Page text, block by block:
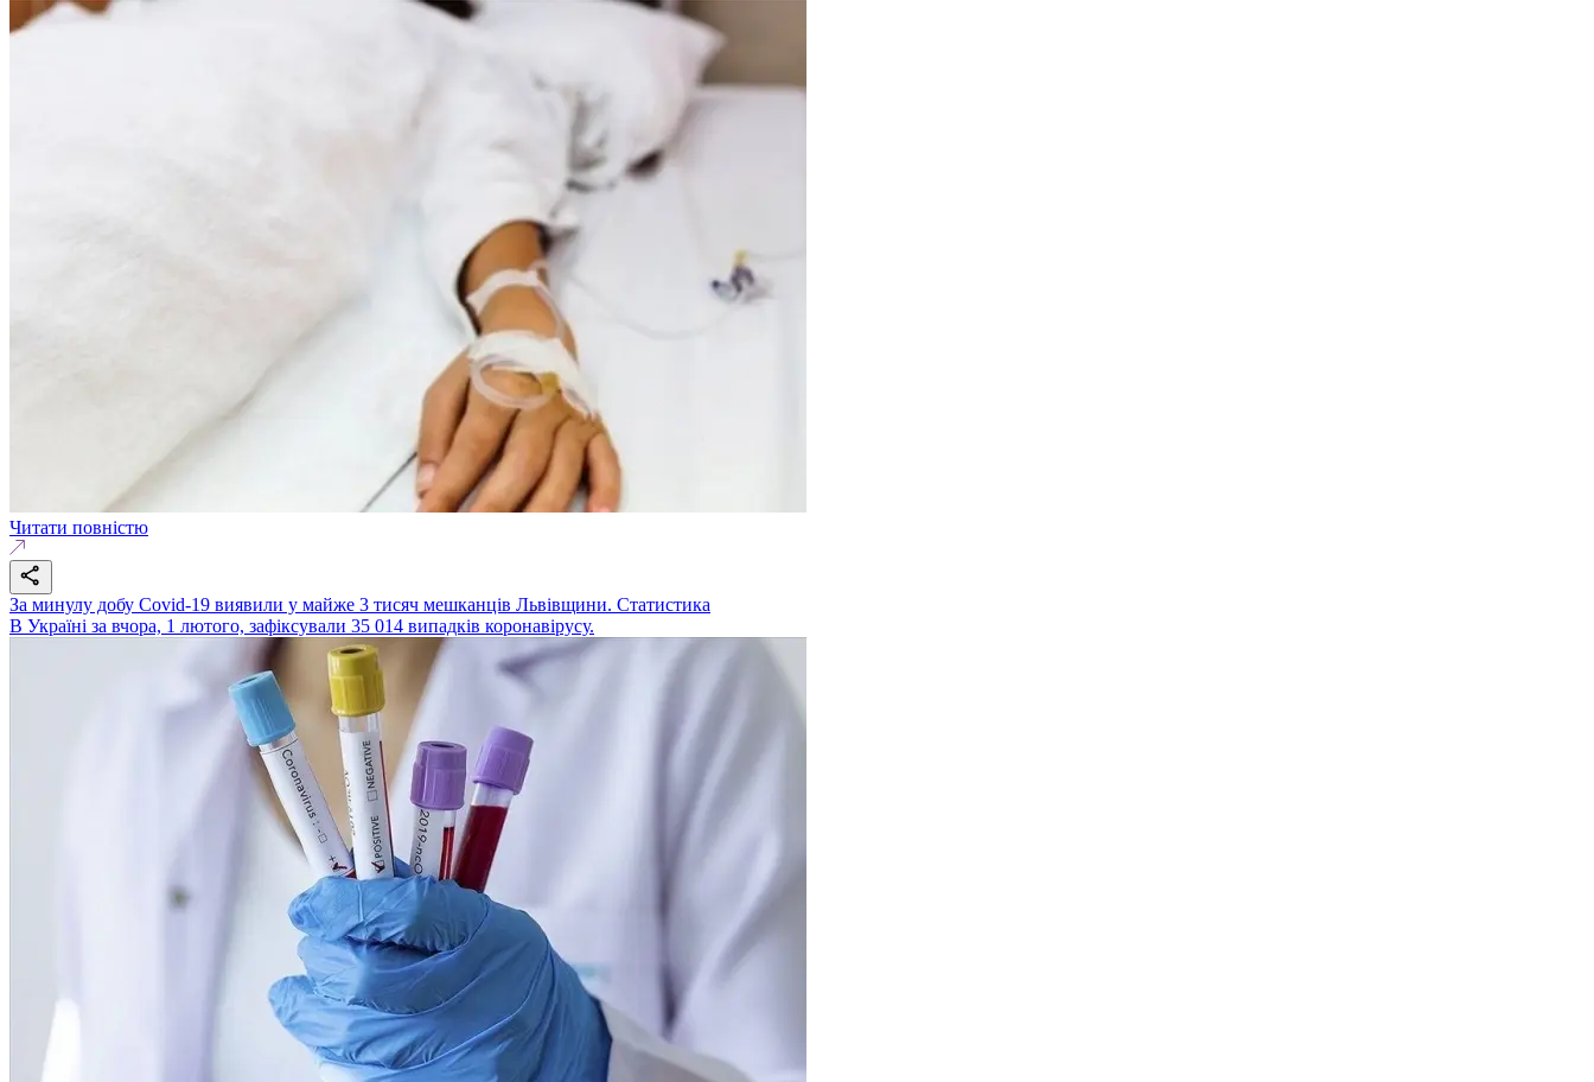
Читати повністю
За минулу добу Covid-19 виявили у майже 3 тисяч мешканців Львівщини. Статистика
В Україні за вчора, 1 лютого, зафіксували 35 014 випадків коронавірусу.